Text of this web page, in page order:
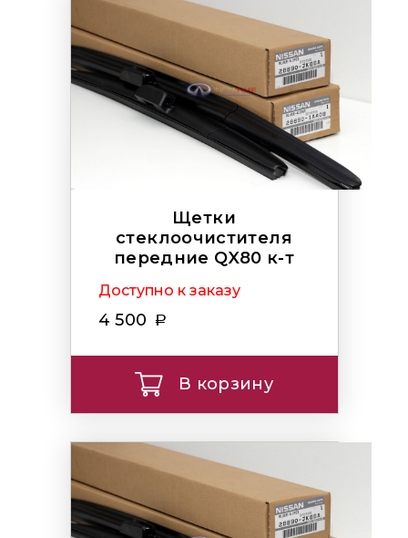
Щетки
стеклоочистителя
передние QX80 к-т
Доступно к заказу
4 500
В корзину